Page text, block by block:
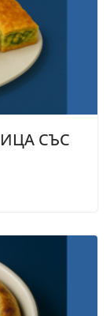
СЪС